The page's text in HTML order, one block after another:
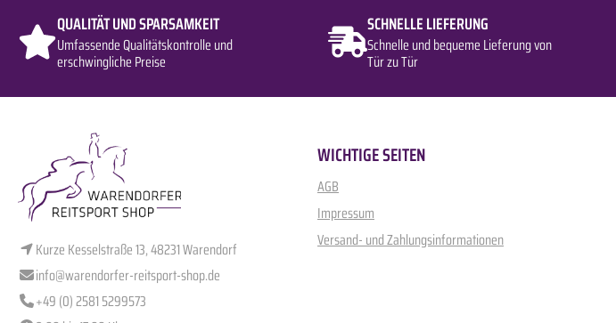
QUALITÄT UND SPARSAMKEIT
Umfassende Qualitätskontrolle und
erschwingliche Preise
SCHNELLE LIEFERUNG
Schnelle und bequeme Lieferung von
Tür zu Tür
Kurze Kesselstraße 13, 48231 Warendorf
info@warendorfer-reitsport-shop.de
+49 (0) 2581 5299573
WICHTIGE SEITEN
AGB
Impressum
Versand- und Zahlungsinformationen